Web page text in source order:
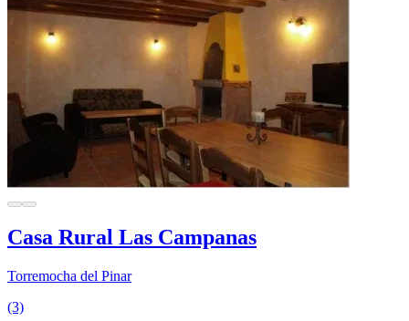
Casa Rural Las Campanas
Torremocha del Pinar
(3)